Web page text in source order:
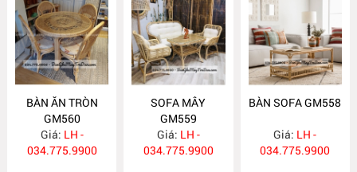
BÀN ĂN TRÒN
GM560
Giá: LH -
034.775.9900
SOFA MÂY
GM559
Giá: LH -
034.775.9900
BÀN SOFA GM558
Giá: LH -
034.775.9900